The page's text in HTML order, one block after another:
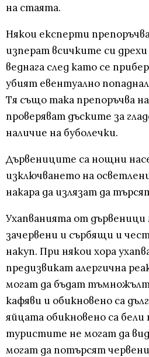
на стаята.
Някои експерти
изперат всичките си
веднага след като се
убият евентуално
Тя също така препоръчва
проверяват дъските за
наличие на буболечки.
Дървениците са нощни
изключването на
накара да излязат да
Ухапванията от
зачервени и сърбящи и
накуп. При някои хора
предизвикат алергична
могат да бъдат
кафяви и обикновено са
яйцата обикновено са бели
туристите не могат да
могат да потърсят